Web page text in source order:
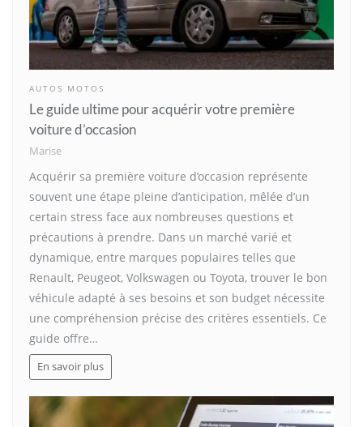
AUTOS MOTOS
Le guide ultime pour acquérir votre première
voiture d’occasion
Marise
Acquérir sa première voiture d’occasion représente
souvent une étape pleine d’anticipation, mêlée d’un
certain stress face aux nombreuses questions et
précautions à prendre. Dans un marché varié et
dynamique, entre marques populaires telles que
Renault, Peugeot, Volkswagen ou Toyota, trouver le bon
véhicule adapté à ses besoins et son budget nécessite
une compréhension précise des critères essentiels. Ce
guide offre…
En savoir plus